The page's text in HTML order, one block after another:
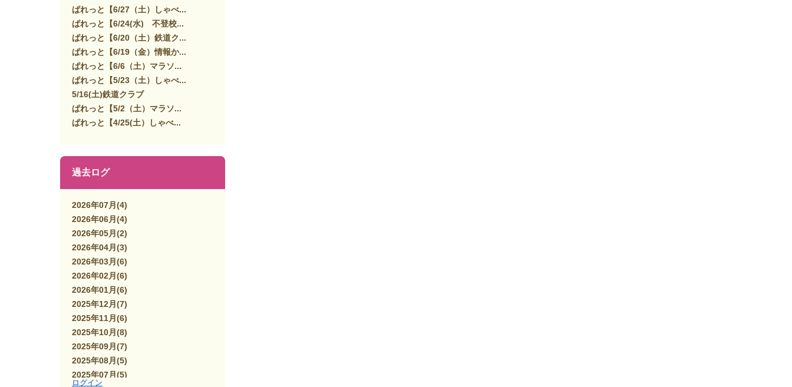
ぱれっと【6/27（土）しゃべ...
ぱれっと【6/24(水) 不登校...
ぱれっと【6/20（土）鉄道ク...
ぱれっと【6/19（金）情報か...
ぱれっと【6/6（土）マラソ...
ぱれっと【5/23（土）しゃべ...
5/16(土)鉄道クラブ
ぱれっと【5/2（土）マラソ...
ぱれっと【4/25(土）しゃべ...
過去ログ
2026年07月 (4)
2026年06月 (4)
2026年05月 (2)
2026年04月 (3)
2026年03月 (6)
2026年02月 (6)
2026年01月 (6)
2025年12月 (7)
2025年11月 (6)
2025年10月 (8)
2025年09月 (7)
2025年08月 (5)
2025年07月 (5)
ログイン